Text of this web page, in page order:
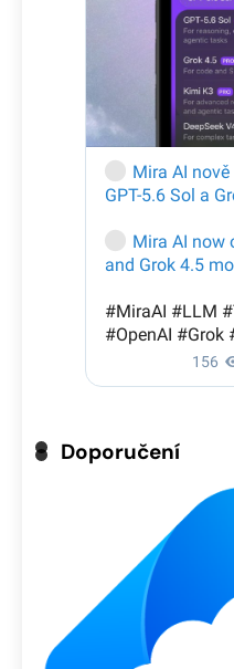
Doporučení